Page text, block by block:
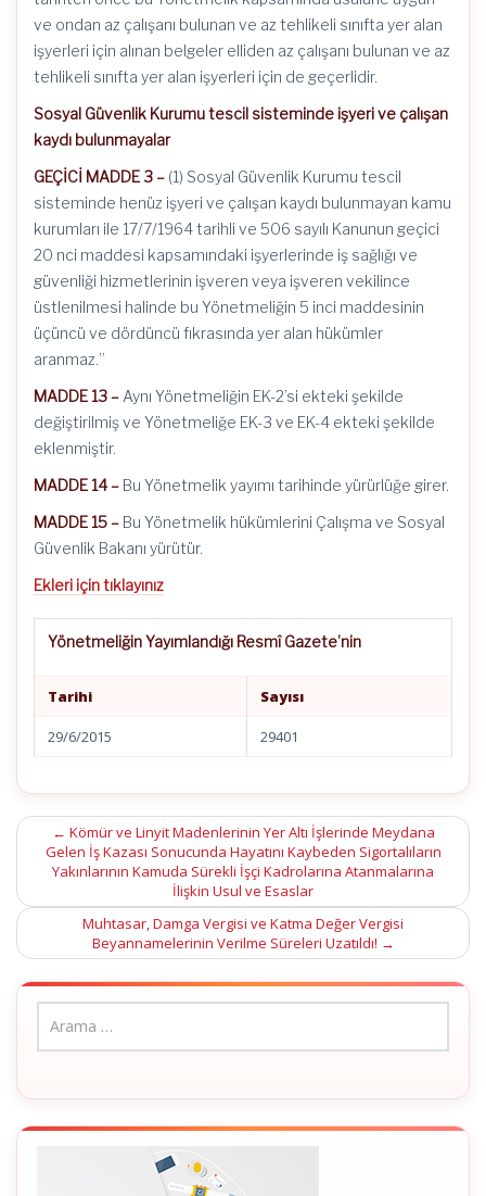
ve ondan az çalışanı bulunan ve az tehlikeli sınıfta yer alan
işyerleri için alınan belgeler elliden az çalışanı bulunan ve az
tehlikeli sınıfta yer alan işyerleri için de geçerlidir.
Sosyal Güvenlik Kurumu tescil sisteminde işyeri ve çalışan
kaydı bulunmayalar
GEÇİCİ MADDE 3 – (1) Sosyal Güvenlik Kurumu tescil
sisteminde henüz işyeri ve çalışan kaydı bulunmayan kamu
kurumları ile 17/7/1964 tarihli ve 506 sayılı Kanunun geçici
20 nci maddesi kapsamındaki işyerlerinde iş sağlığı ve
güvenliği hizmetlerinin işveren veya işveren vekilince
üstlenilmesi halinde bu Yönetmeliğin 5 inci maddesinin
üçüncü ve dördüncü fıkrasında yer alan hükümler
aranmaz.”
MADDE 13 – Aynı Yönetmeliğin EK-2’si ekteki şekilde
değiştirilmiş ve Yönetmeliğe EK-3 ve EK-4 ekteki şekilde
eklenmiştir.
MADDE 14 – Bu Yönetmelik yayımı tarihinde yürürlüğe girer.
MADDE 15 – Bu Yönetmelik hükümlerini Çalışma ve Sosyal
Güvenlik Bakanı yürütür.
Ekleri için tıklayınız
Yönetmeliğin Yayımlandığı Resmî Gazete’nin
Tarihi Sayısı
29/6/2015 29401
Post
navigation
← Kömür ve Linyit Madenlerinin Yer Altı İşlerinde Meydana
Gelen İş Kazası Sonucunda Hayatını Kaybeden Sigortalıların
Yakınlarının Kamuda Sürekli İşçi Kadrolarına Atanmalarına
İlişkin Usul ve Esaslar
Muhtasar, Damga Vergisi ve Katma Değer Vergisi
Beyannamelerinin Verilme Süreleri Uzatıldı! →